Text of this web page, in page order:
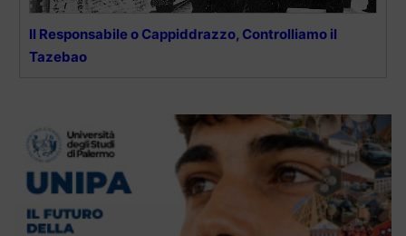
Il Responsabile o Cappiddrazzo, Controlliamo il
Tazebao